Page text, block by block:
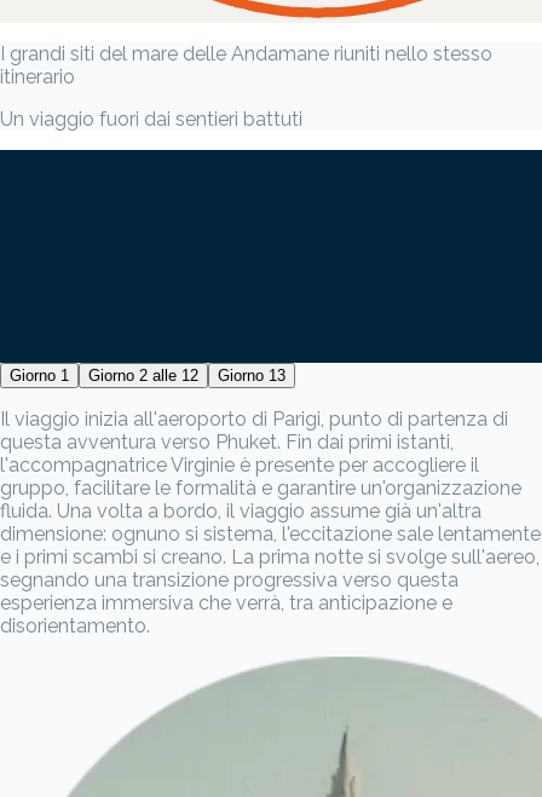
I grandi siti del mare delle Andamane riuniti nello stesso
itinerario
Un viaggio fuori dai sentieri battuti
Giorno 1 Giorno 2 alle 12 Giorno 13
Il viaggio inizia all'aeroporto di Parigi, punto di partenza di
questa avventura verso Phuket. Fin dai primi istanti,
l'accompagnatrice Virginie è presente per accogliere il
gruppo, facilitare le formalità e garantire un'organizzazione
fluida. Una volta a bordo, il viaggio assume già un'altra
dimensione: ognuno si sistema, l'eccitazione sale lentamente
e i primi scambi si creano. La prima notte si svolge sull'aereo,
segnando una transizione progressiva verso questa
esperienza immersiva che verrà, tra anticipazione e
disorientamento.